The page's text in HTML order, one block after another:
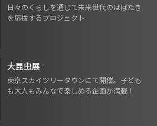
日々のくらしを通じて未来世代のはばたき
を応援するプロジェクト
大昆虫展
東京スカイツリータウンにて開催。子ども
も大人もみんなで楽しめる企画が満載！